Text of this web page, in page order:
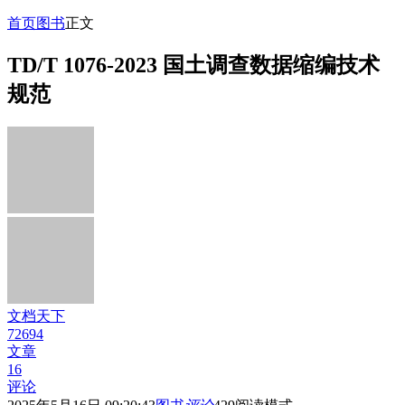
首页图书正文
TD/T 1076-2023 国土调查数据缩编技术
规范
文档天下
72694
文章
16
评论